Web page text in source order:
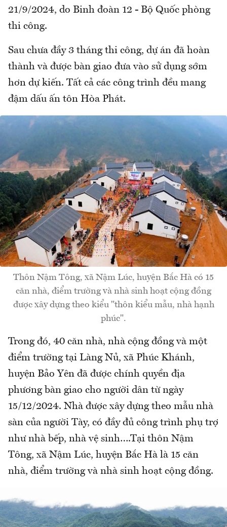
21/9/2024, do Binh đoàn 12 - Bộ Quốc phòng
thi công.
Sau chưa đầy 3 tháng thi công, dự án đã hoàn
thành và được bàn giao đưa vào sử dụng sớm
hơn dự kiến. Tất cả các công trình đều mang
đậm dấu ấn tôn Hòa Phát.
Thôn Nậm Tông, xã Nậm Lúc, huyện Bắc Hà có 15
căn nhà, điểm trường và nhà sinh hoạt cộng đồng
được xây dựng theo kiểu "thôn kiểu mẫu, nhà hạnh
phúc".
Trong đó, 40 căn nhà, nhà cộng đồng và một
điểm trường tại Làng Nủ, xã Phúc Khánh,
huyện Bảo Yên đã được chính quyền địa
phương bàn giao cho người dân từ ngày
15/12/2024. Nhà được xây dựng theo mẫu nhà
sàn của người Tày, có đầy đủ công trình phụ trợ
như nhà bếp, nhà vệ sinh….Tại thôn Nậm
Tông, xã Nậm Lúc, huyện Bắc Hà là 15 căn
nhà, điểm trường và nhà sinh hoạt cộng đồng.